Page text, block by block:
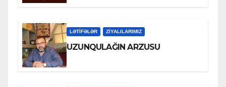
LƏTIFƏLƏR ZİYALILARIMIZ
UZUNQULAĞIN ARZUSU